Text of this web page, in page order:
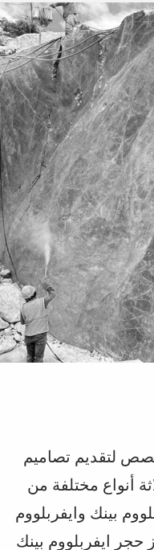
لتقديم تصاميم
أنواع مختلفة من
بينك وايفربلووم
حجر ايفربلووم بينك